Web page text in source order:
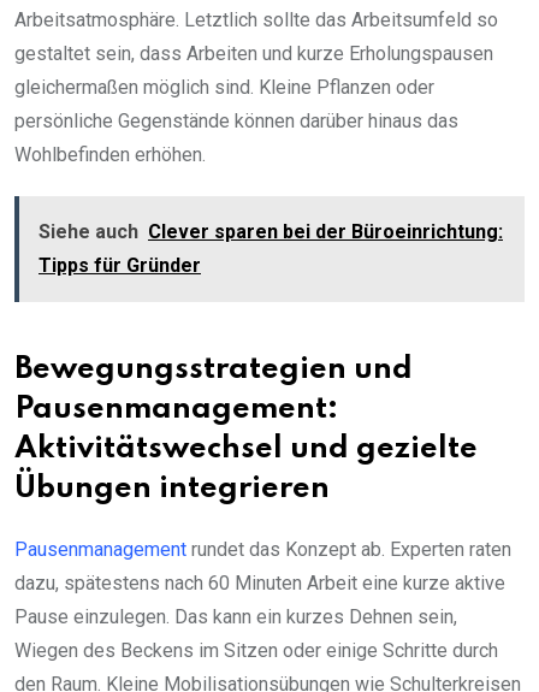
Arbeitsatmosphäre. Letztlich sollte das Arbeitsumfeld so
gestaltet sein, dass Arbeiten und kurze Erholungspausen
gleichermaßen möglich sind. Kleine Pflanzen oder
persönliche Gegenstände können darüber hinaus das
Wohlbefinden erhöhen.
Siehe auch Clever sparen bei der Büroeinrichtung:
Tipps für Gründer
Bewegungsstrategien und
Pausenmanagement:
Aktivitätswechsel und gezielte
Übungen integrieren
Pausenmanagement rundet das Konzept ab. Experten raten
dazu, spätestens nach 60 Minuten Arbeit eine kurze aktive
Pause einzulegen. Das kann ein kurzes Dehnen sein,
Wiegen des Beckens im Sitzen oder einige Schritte durch
den Raum. Kleine Mobilisationsübungen wie Schulterkreisen